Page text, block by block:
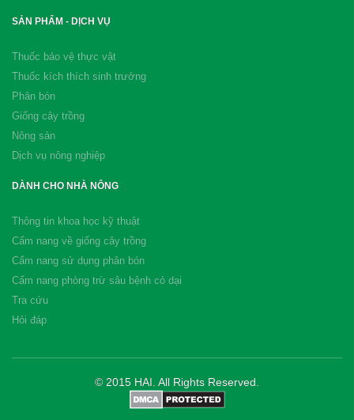
SẢN PHẨM - DỊCH VỤ
Thuốc bảo vệ thực vật
Thuốc kích thích sinh trưởng
Phân bón
Giống cây trồng
Nông sản
Dịch vụ nông nghiệp
DÀNH CHO NHÀ NÔNG
Thông tin khoa học kỹ thuật
Cẩm nang về giống cây trồng
Cẩm nang sử dụng phân bón
Cẩm nang phòng trừ sâu bệnh cỏ dại
Tra cứu
Hỏi đáp
© 2015 HAI. All Rights Reserved.